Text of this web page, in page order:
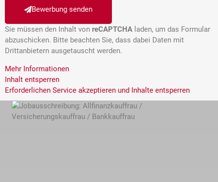
Bewerbung senden
Sie müssen den Inhalt von reCAPTCHA laden, um das Formular
abzuschicken. Bitte beachten Sie, dass dabei Daten mit
Drittanbietern ausgetauscht werden.
Mehr Informationen
Inhalt entsperren
Erforderlichen Service akzeptieren und Inhalte entsperren